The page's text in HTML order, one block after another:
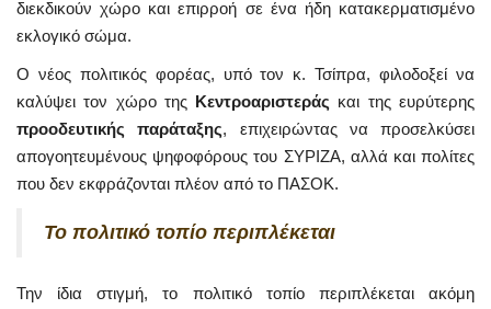
διεκδικούν χώρο και επιρροή σε ένα ήδη κατακερματισμένο
εκλογικό σώμα.
Ο νέος πολιτικός φορέας, υπό τον κ. Τσίπρα, φιλοδοξεί να
καλύψει τον χώρο της Κεντροαριστεράς και της ευρύτερης
προοδευτικής παράταξης, επιχειρώντας να προσελκύσει
απογοητευμένους ψηφοφόρους του ΣΥΡΙΖΑ, αλλά και πολίτες
που δεν εκφράζονται πλέον από το ΠΑΣΟΚ.
Το πολιτικό τοπίο περιπλέκεται
Την ίδια στιγμή, το πολιτικό τοπίο περιπλέκεται ακόμη